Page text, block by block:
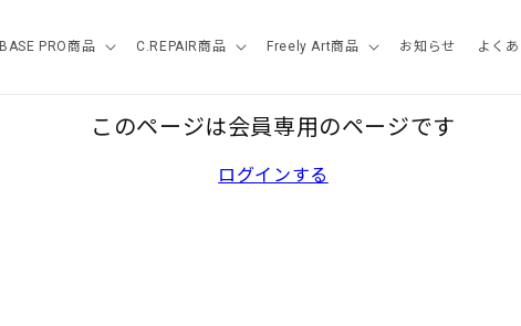
BASE PRO商品 C.REPAIR商品 Freely Art商品 お知らせ よく
このページは会員専用のページです
ログインする